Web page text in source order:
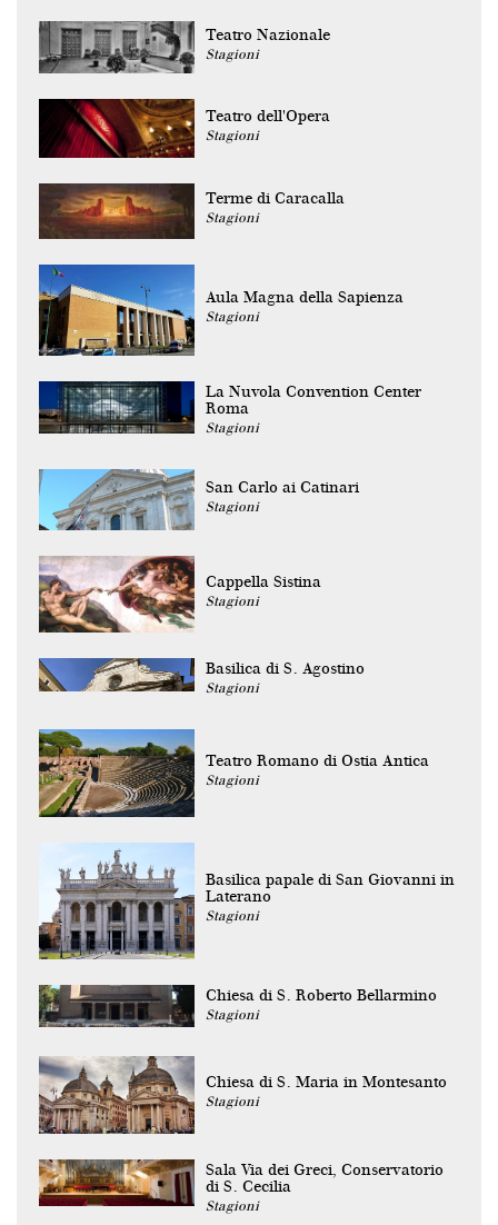
Teatro Nazionale
Stagioni
Teatro dell'Opera
Stagioni
Terme di Caracalla
Stagioni
Aula Magna della Sapienza
Stagioni
La Nuvola Convention Center
Roma
Stagioni
San Carlo ai Catinari
Stagioni
Cappella Sistina
Stagioni
Basilica di S. Agostino
Stagioni
Teatro Romano di Ostia Antica
Stagioni
Basilica papale di San Giovanni in
Laterano
Stagioni
Chiesa di S. Roberto Bellarmino
Stagioni
Chiesa di S. Maria in Montesanto
Stagioni
Sala Via dei Greci, Conservatorio
di S. Cecilia
Stagioni